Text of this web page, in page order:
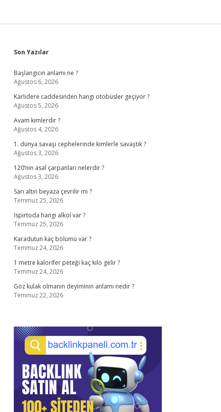
Sidebar
Son Yazılar
Başlangıcın anlamı ne ?
Ağustos 6, 2026
Karlıdere caddesinden hangi otobüsler geçiyor ?
Ağustos 5, 2026
Avam kimlerdir ?
Ağustos 4, 2026
1. dünya savaşı cephelerinde kimlerle savaştık ?
Ağustos 3, 2026
120’nin asal çarpanları nelerdir ?
Ağustos 3, 2026
Sarı altın beyaza çevrilir mi ?
Temmuz 25, 2026
Ispirtoda hangi alkol var ?
Temmuz 25, 2026
Karadutun kaç bölümü var ?
Temmuz 24, 2026
1 metre kalorifer peteği kaç kilo gelir ?
Temmuz 24, 2026
Göz kulak olmanın deyiminin anlamı nedir ?
Temmuz 22, 2026